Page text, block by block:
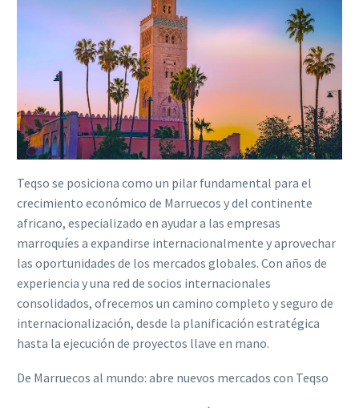
Teqso se posiciona como un pilar fundamental para el
crecimiento económico de Marruecos y del continente
africano, especializado en ayudar a las empresas
marroquíes a expandirse internacionalmente y aprovechar
las oportunidades de los mercados globales. Con años de
experiencia y una red de socios internacionales
consolidados, ofrecemos un camino completo y seguro de
internacionalización, desde la planificación estratégica
hasta la ejecución de proyectos llave en mano.
De Marruecos al mundo: abre nuevos mercados con Teqso